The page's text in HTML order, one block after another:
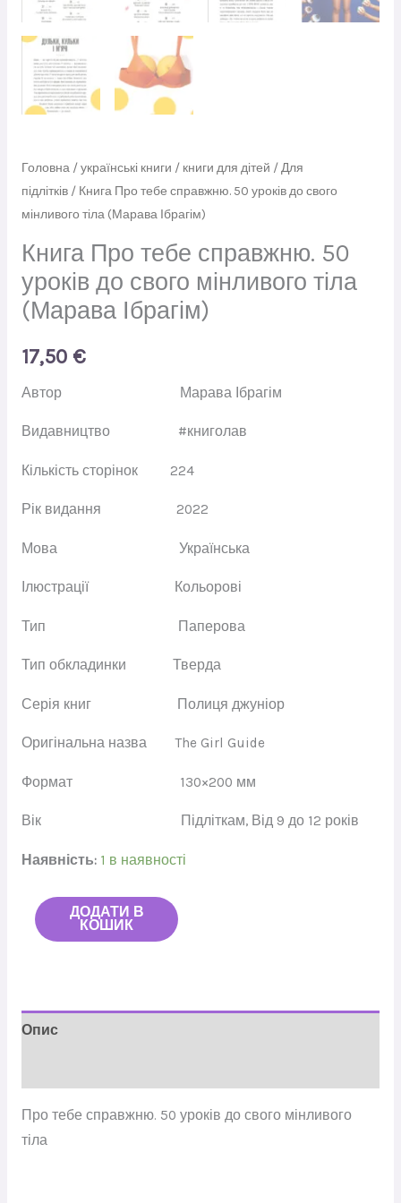
Головна/українські книги / книги для дітей /Для
підлітків/ Книга Про тебе справжню. 50 уроків до свого
мінливого тіла (Марава Ібрагім)
Книга Про тебе справжню. 50
уроків до свого мінливого тіла
(Марава Ібрагім)
17,50 €
Автор Марава Ібрагім
Видавництво #книголав
Кількість сторінок 224
Рік видання 2022
Мова Українська
Ілюстрації Кольорові
Тип Паперова
Тип обкладинки Тверда
Серія книг Полиця джуніор
Оригінальна назваThe Girl Guide
Формат 130×200 мм
Вік Підліткам, Від 9 до 12 років
Наявність: 1 в наявності
ДОДАТИ В
КОШИК
Опис
Про тебе справжню. 50 уроків до свого мінливого
тіла